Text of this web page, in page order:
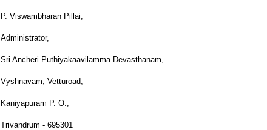
P. Viswambharan Pillai,
Administrator,
Sri Ancheri Puthiyakaavilamma Devasthanam,
Vyshnavam, Vetturoad,
Kaniyapuram P. O.,
Trivandrum - 695301